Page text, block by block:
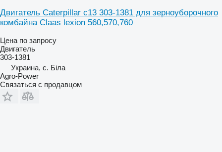
Двигатель Caterpillar c13 303-1381 для зерноуборочного
комбайна Claas lexion 560,570,760
Цена по запросу
Двигатель
303-1381
Украина, с. Біла
Agro-Power
Связаться с продавцом